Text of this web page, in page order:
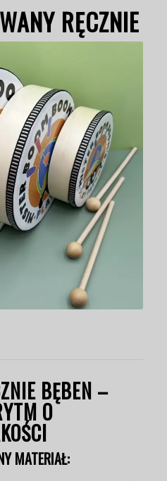
RĘCZNIE
BĘBEN –
O
MATERIAŁ: